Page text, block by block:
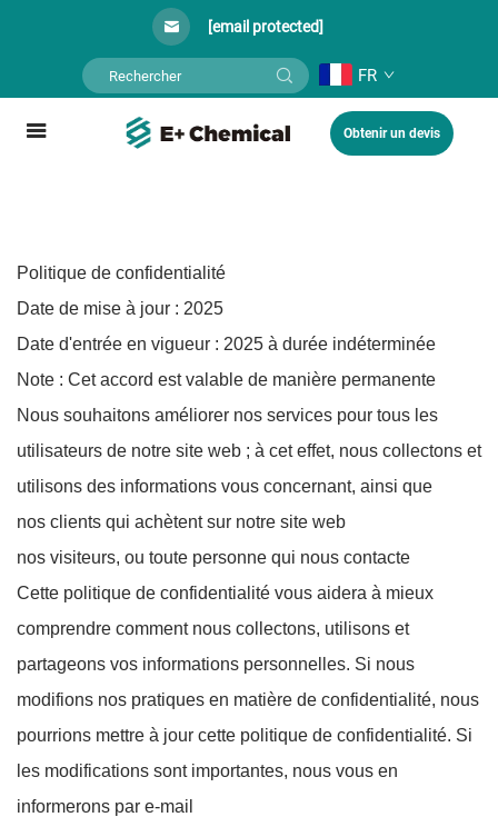
[email protected]
FR
Obtenir un devis
Politique de confidentialité
Date de mise à jour : 2025
Date d'entrée en vigueur : 2025 à durée indéterminée
Note : Cet accord est valable de manière permanente
Nous souhaitons améliorer nos services pour tous les
utilisateurs de notre site web ; à cet effet, nous collectons et
utilisons des informations vous concernant, ainsi que
nos clients qui achètent sur notre site web
nos visiteurs, ou toute personne qui nous contacte
Cette politique de confidentialité vous aidera à mieux
comprendre comment nous collectons, utilisons et
partageons vos informations personnelles. Si nous
modifions nos pratiques en matière de confidentialité, nous
pourrions mettre à jour cette politique de confidentialité. Si
les modifications sont importantes, nous vous en
informerons par e-mail